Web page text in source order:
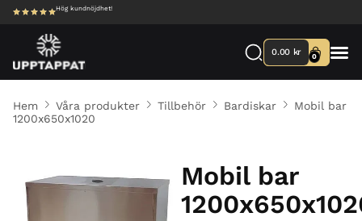
Hög kundnöjdhet!
0.00 kr 0
Hem Våra produkter Tillbehör Bardiskar
Mobil bar
1200x650x1020
Mobil bar